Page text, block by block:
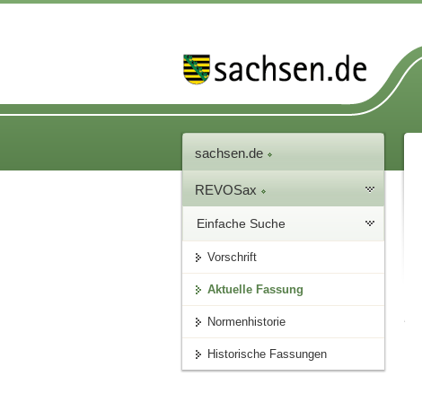
sachsen.de
REVOSax
Einfache Suche
Vorschrift
Aktuelle Fassung
Normenhistorie
Historische Fassungen